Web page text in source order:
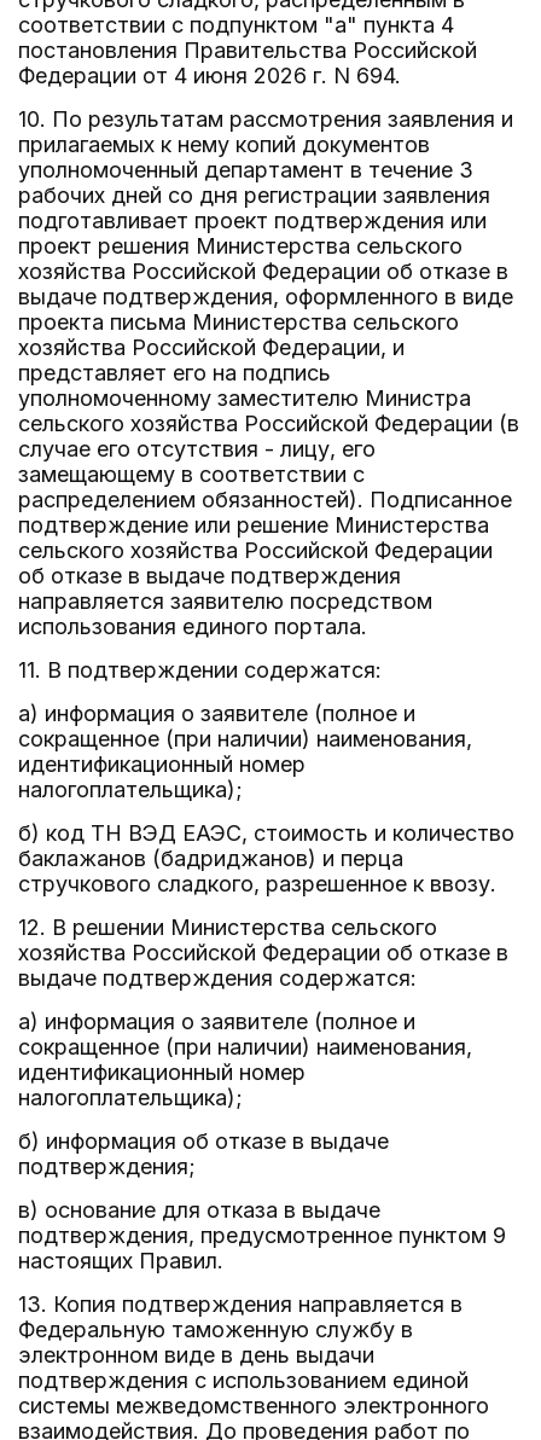
соответствии с подпунктом "а" пункта 4
постановления Правительства Российской
Федерации от 4 июня 2026 г. N 694.
10. По результатам рассмотрения заявления и
прилагаемых к нему копий документов
уполномоченный департамент в течение 3
рабочих дней со дня регистрации заявления
подготавливает проект подтверждения или
проект решения Министерства сельского
хозяйства Российской Федерации об отказе в
выдаче подтверждения, оформленного в виде
проекта письма Министерства сельского
хозяйства Российской Федерации, и
представляет его на подпись
уполномоченному заместителю Министра
сельского хозяйства Российской Федерации (в
случае его отсутствия - лицу, его
замещающему в соответствии с
распределением обязанностей). Подписанное
подтверждение или решение Министерства
сельского хозяйства Российской Федерации
об отказе в выдаче подтверждения
направляется заявителю посредством
использования единого портала.
11. В подтверждении содержатся:
а) информация о заявителе (полное и
сокращенное (при наличии) наименования,
идентификационный номер
налогоплательщика);
б) код ТН ВЭД ЕАЭС, стоимость и количество
баклажанов (бадриджанов) и перца
стручкового сладкого, разрешенное к ввозу.
12. В решении Министерства сельского
хозяйства Российской Федерации об отказе в
выдаче подтверждения содержатся:
а) информация о заявителе (полное и
сокращенное (при наличии) наименования,
идентификационный номер
налогоплательщика);
б) информация об отказе в выдаче
подтверждения;
в) основание для отказа в выдаче
подтверждения, предусмотренное пунктом 9
настоящих Правил.
13. Копия подтверждения направляется в
Федеральную таможенную службу в
электронном виде в день выдачи
подтверждения с использованием единой
системы межведомственного электронного
взаимодействия. До проведения работ по